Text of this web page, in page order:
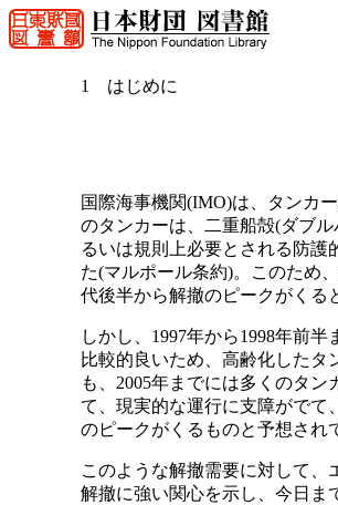
1 はじめに
国際海事機関(IMO)は、タンカ
のタンカーは、二重船殻(ダブ
るいは規則上必要とされる防
た(マルポール条約)。このため
代後半から解撤のピークがくる
しかし、1997年から1998年前
比較的良いため、高齢化したタ
も、2005年までには多くのタ
て、現実的な運行に支障がでて
のピークがくるものと予想され
このような解撤需要に対して
解撤に強い関心を示し、今日ま